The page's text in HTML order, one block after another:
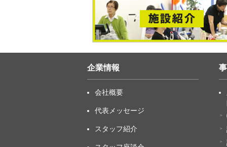
企業情報
会社概要
代表メッセージ
スタッフ紹介